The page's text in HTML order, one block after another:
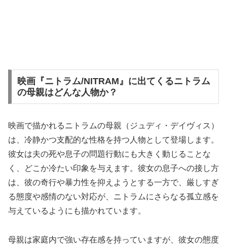
映画『ニトラム/NITRAM』に出てくるニトラム
の母親はどんな人物か？
映画で描かれるニトラムの母親（ジュディ・デイヴィス）
は、冷静かつ支配的な性格を持つ人物として登場します。
彼女は夫の死や息子の問題行動にも大きく動じることな
く、どこか冷たい印象を与えます。彼女の息子への接し方
は、彼の奇行や暴力性を抑えようとする一方で、厳しすぎ
る態度や感情のない対応が、ニトラムにさらなる孤立感を
与えているようにも描かれています。
母親は家庭内で強い存在感を持っていますが、彼女の態度